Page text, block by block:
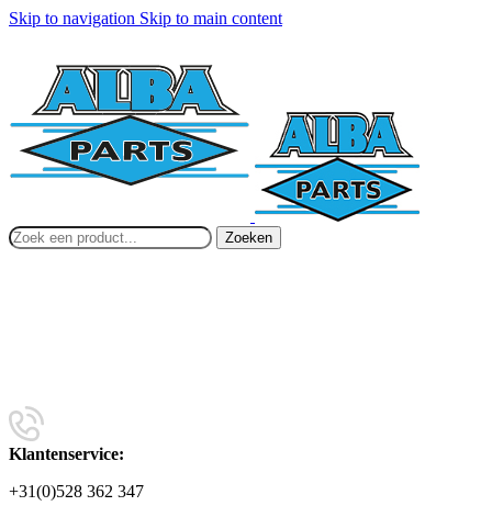
Skip to navigation Skip to main content
Zoeken
Klantenservice:
+31(0)528 362 347